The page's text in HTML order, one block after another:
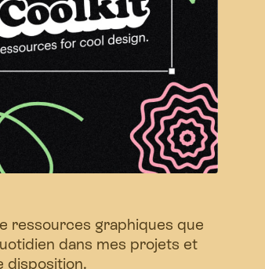
ressources graphiques que
dans mes projets et
disposition.